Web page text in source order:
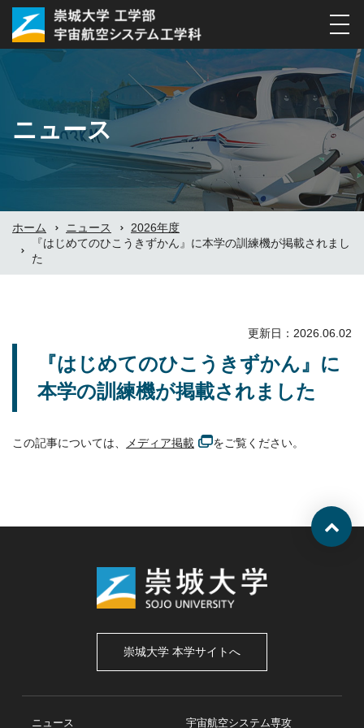
ナ
ビ
ゲ
ー
ョ
ン
の
切
替
ニュース
ホーム ニュース
2026年度
『はじめてのひこうきずかん』に本学の訓練機が掲載されまし
た
更新日：2026.06.02
『はじめてのひこうきずかん』に
本学の訓練機が掲載されました
この記事については、 メディア掲載 をご覧ください。
崇城大学 本学サイトへ
ニュース 宇宙航空システム専攻